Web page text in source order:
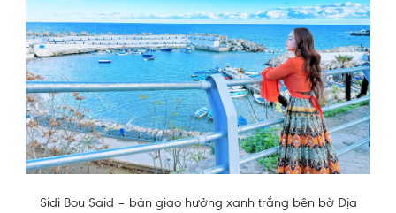
Sidi Bou Said – bản giao hưởng xanh trắng bên bờ Địa